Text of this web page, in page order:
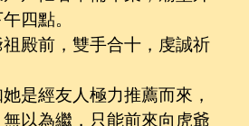
四點。
殿前，雙手合十，虔誠祈
是經友人極力推薦而來，
以為繼，只能前來向虎爺